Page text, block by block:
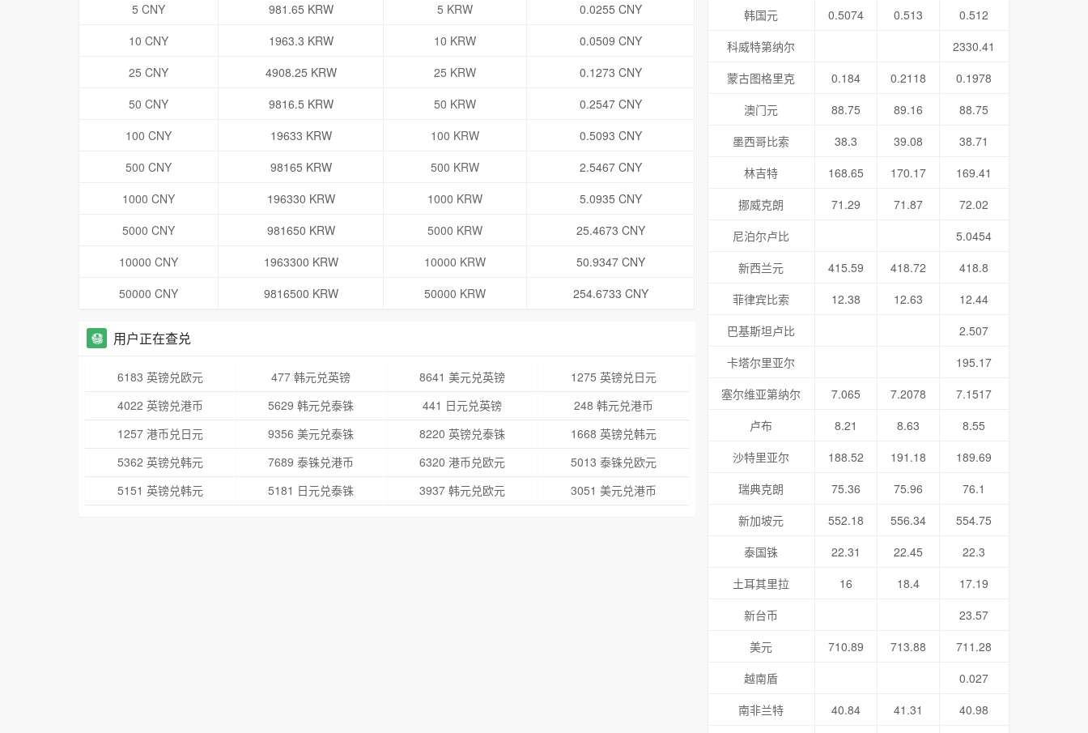
5 CNY
981.65 KRW 5 KRW
0.0255 CNY
10 CNY
1963.3 KRW 10 KRW
0.0509 CNY
25 CNY
4908.25 KRW 25 KRW
0.1273 CNY
50 CNY
9816.5 KRW 50 KRW
0.2547 CNY
100 CNY
19633 KRW 100 KRW
0.5093 CNY
500 CNY
98165 KRW 500 KRW
2.5467 CNY
1000 CNY
196330 KRW 1000 KRW
5.0935 CNY
5000 CNY
981650 KRW 5000 KRW
25.4673 CNY
10000 CNY
1963300 KRW 10000 KRW
50.9347 CNY
50000 CNY
9816500 KRW 50000 KRW 254.6733 CNY
用户正在查兑
6183 英镑兑欧元 477 韩元兑英镑 8641 美元兑英镑
1275 英镑兑日元
4022 英镑兑港币
5629 韩元兑泰铢 441 日元兑英镑
248 韩元兑港币
1257 港币兑日元
9356 美元兑泰铢 8220 英镑兑泰铢
1668 英镑兑韩元
5362 英镑兑韩元
7689 泰铢兑港币 6320 港币兑欧元
5013 泰铢兑欧元
5151 英镑兑韩元
5181 日元兑泰铢 3937 韩元兑欧元 3051 美元兑港币
韩国元
0.5074 0.513
0.512
科威特第纳尔
2330.41
蒙古图格里克
0.184 0.2118
0.1978
澳门元
88.75 89.16
88.75
墨西哥比索
38.3 39.08
38.71
林吉特
168.65 170.17
169.41
挪威克朗
71.29 71.87
72.02
尼泊尔卢比
5.0454
新西兰元
415.59 418.72
418.8
菲律宾比索
12.38 12.63
12.44
巴基斯坦卢比
2.507
卡塔尔里亚尔
195.17
塞尔维亚第纳尔
7.065 7.2078
7.1517
卢布
8.21 8.63
8.55
沙特里亚尔
188.52 191.18
189.69
瑞典克朗
75.36 75.96
76.1
新加坡元
552.18 556.34
554.75
泰国铢
22.31 22.45
22.3
土耳其里拉
16 18.4
17.19
新台币
23.57
美元
710.89 713.88
711.28
越南盾
0.027
南非兰特
40.84 41.31 40.98